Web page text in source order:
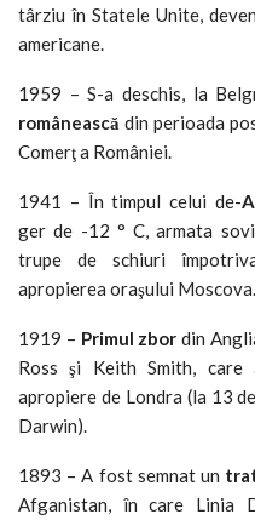
târziu în Statele Unite,
americane.
1959 – S-a deschis, la
românească din perioada
Comerţ a României.
1941 – În timpul celui de-
ger de -12 ° C, armata
trupe de schiuri
apropierea oraşului Moscova.
1919 – Primul zbor din
Ross şi Keith Smith,
apropiere de Londra (la 13
Darwin).
1893 – A fost semnat un
Afganistan, în care Linia